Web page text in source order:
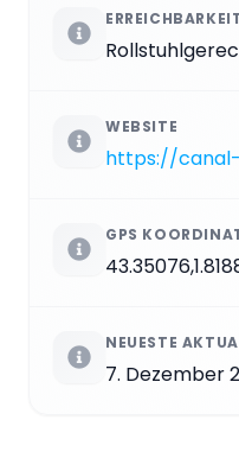
WEBSITE
GPS
NEUESTE
7. Dezember